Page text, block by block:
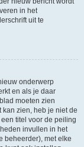
in het
uit te
onderwerp
en als je daar
moeten zien
zien, heb je niet de
titel voor de peiling
invullen in het
beheerder), met elke